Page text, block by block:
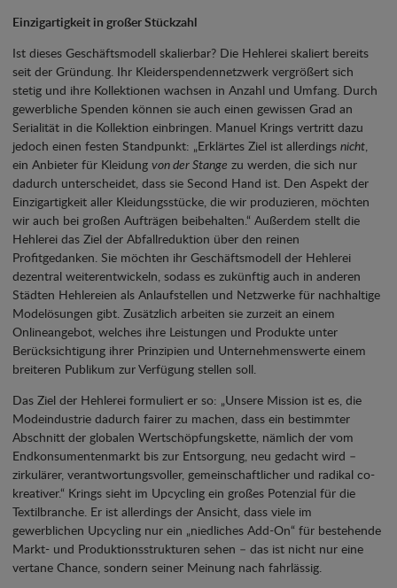
Einzigartigkeit in großer Stückzahl
Ist dieses Geschäftsmodell skalierbar? Die Hehlerei skaliert bereits
seit der Gründung. Ihr Kleiderspendennetzwerk vergrößert sich
stetig und ihre Kollektionen wachsen in Anzahl und Umfang. Durch
gewerbliche Spenden können sie auch einen gewissen Grad an
Serialität in die Kollektion einbringen. Manuel Krings vertritt dazu
jedoch einen festen Standpunkt: „Erklärtes Ziel ist allerdings nicht
ein Anbieter für Kleidung von der Stange zu werden, die sich nur
dadurch unterscheidet, dass sie Second Hand ist. Den Aspekt der
Einzigartigkeit aller Kleidungsstücke, die wir produzieren, möchten
wir auch bei großen Aufträgen beibehalten.“ Außerdem stellt die
Hehlerei das Ziel der Abfallreduktion über den reinen
Profitgedanken. Sie möchten ihr Geschäftsmodell der Hehlerei
dezentral weiterentwickeln, sodass es zukünftig auch in anderen
Städten Hehlereien als Anlaufstellen und Netzwerke für nachhaltige
Modelösungen gibt. Zusätzlich arbeiten sie zurzeit an einem
Onlineangebot, welches ihre Leistungen und Produkte unter
Berücksichtigung ihrer Prinzipien und Unternehmenswerte einem
breiteren Publikum zur Verfügung stellen soll.
Das Ziel der Hehlerei formuliert er so: „Unsere Mission ist es, die
Modeindustrie dadurch fairer zu machen, dass ein bestimmter
Abschnitt der globalen Wertschöpfungskette, nämlich der vom
Endkonsumentenmarkt bis zur Entsorgung, neu gedacht wird –
zirkulärer, verantwortungsvoller, gemeinschaftlicher und radikal co-
kreativer.“ Krings sieht im Upcycling ein großes Potenzial für die
Textilbranche. Er ist allerdings der Ansicht, dass viele im
gewerblichen Upcycling nur ein „niedliches Add-On“ für bestehende
Markt- und Produktionsstrukturen sehen – das ist nicht nur eine
vertane Chance, sondern seiner Meinung nach fahrlässig.